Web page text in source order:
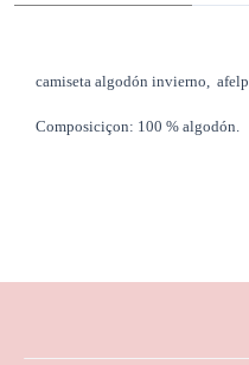
camiseta algodón invierno,
Composiciçon: 100 % algodón.